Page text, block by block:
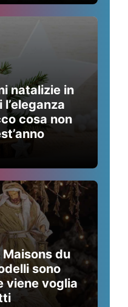
natalizie in
cosa non
du
sono
viene voglia